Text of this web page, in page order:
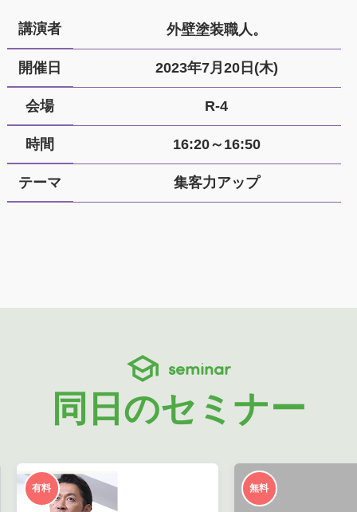
講演者 外壁塗装職人。
開催日 2023年7月20日(木)
会場 R-4
時間 16:20～16:50
テーマ 集客力アップ
seminar
同日のセミナー
有料 無料